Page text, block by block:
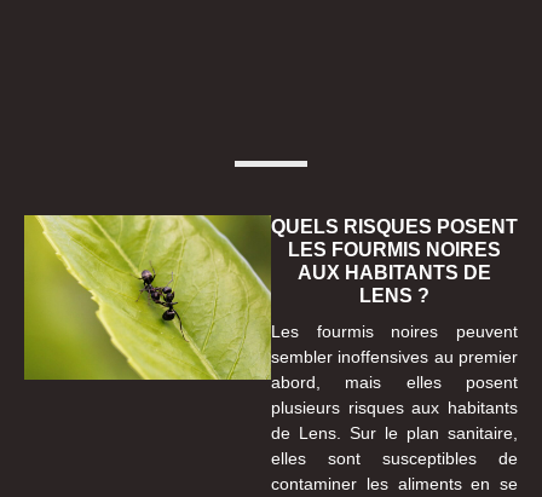
QUELS RISQUES POSENT
LES FOURMIS NOIRES
AUX HABITANTS DE
LENS ?
Les fourmis noires peuvent
sembler inoffensives au premier
abord, mais elles posent
plusieurs risques aux habitants
de Lens. Sur le plan sanitaire,
elles sont susceptibles de
contaminer les aliments en se